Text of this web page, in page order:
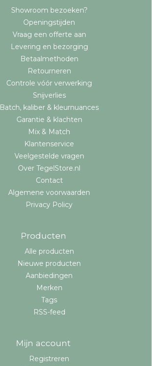
Showroom bezoeken?
Openingstijden
Vraag een offerte aan
Levering en bezorging
Betaalmethoden
Retourneren
Controle vóór verwerking
Snijverlies
Batch, kaliber & kleurnuances
Garantie & klachten
Mix & Match
Klantenservice
Veelgestelde vragen
Over TegelStore.nl
Contact
Algemene voorwaarden
Privacy Policy
Producten
Alle producten
Nieuwe producten
Aanbiedingen
Merken
Tags
RSS-feed
Mijn account
Registreren